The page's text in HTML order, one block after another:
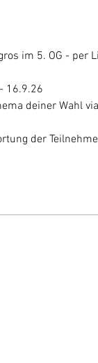
im 5. OG - per
16.9.26
deiner Wahl
der